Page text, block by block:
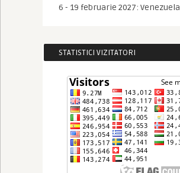
6 - 19 februarie 2027: Venezuela
STATISTICI VIZITATORI